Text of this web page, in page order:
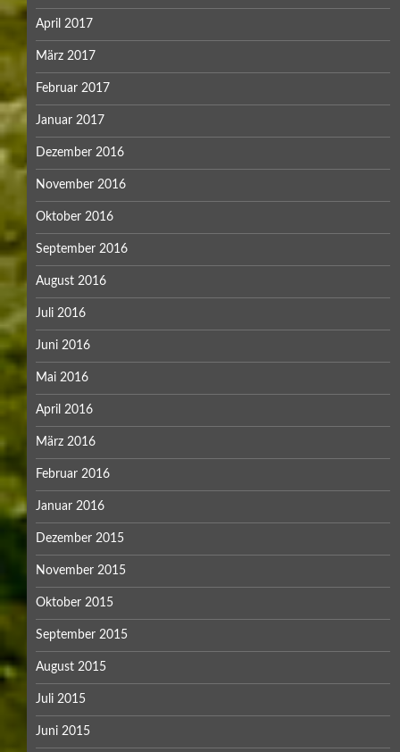
April 2017
März 2017
Februar 2017
Januar 2017
Dezember 2016
November 2016
Oktober 2016
September 2016
August 2016
Juli 2016
Juni 2016
Mai 2016
April 2016
März 2016
Februar 2016
Januar 2016
Dezember 2015
November 2015
Oktober 2015
September 2015
August 2015
Juli 2015
Juni 2015